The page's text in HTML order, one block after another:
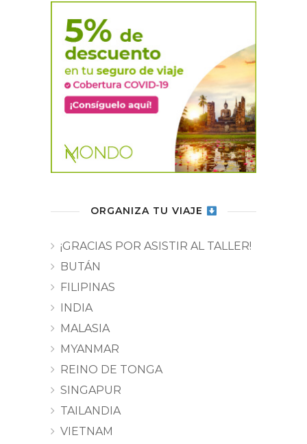
ORGANIZA TU VIAJE
¡GRACIAS POR ASISTIR AL TALLER!
BUTÁN
FILIPINAS
INDIA
MALASIA
MYANMAR
REINO DE TONGA
SINGAPUR
TAILANDIA
VIETNAM